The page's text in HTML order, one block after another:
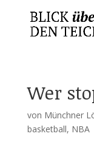
Wer
von Münchner
basketball, NBA